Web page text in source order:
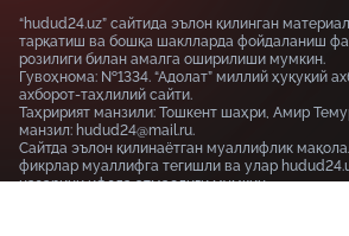
“hudud24.uz” сайтида эълон қилинган
тарқатиш ва бошқа шаклларда фойдаланиш
розилиги билан амалга оширилиши мумкин.
Гувоҳнома: №1334. “Адолат” миллий ҳуқуқий
ахборот-таҳлилий сайти.
Таҳририят манзили: Тошкент шаҳри, Амир
манзил: hudud24@mail.ru.
Сайтда эълон қилинаётган муаллифлик
фикрлар муаллифга тегишли ва улар
назарини ифода этмаслиги мумкин.